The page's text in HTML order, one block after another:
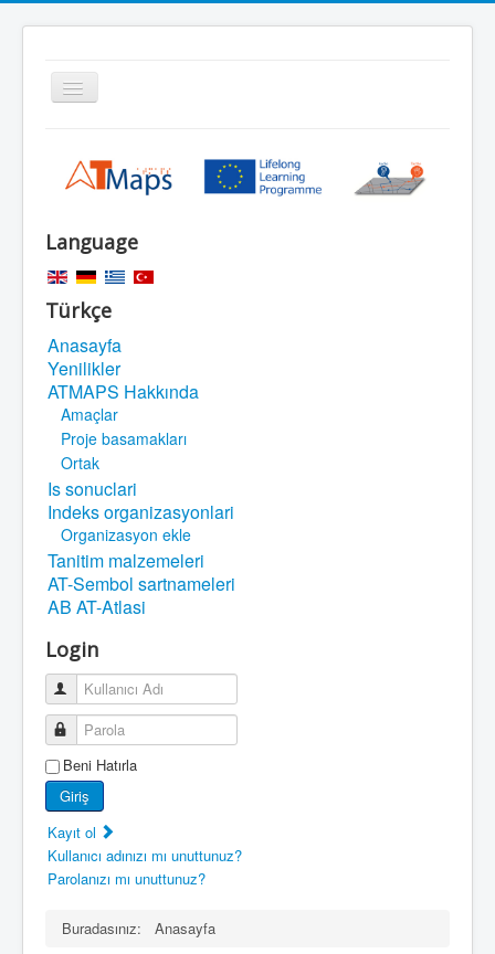
Gezinme
geçişini
Search
Legal Notice
Language
Türkçe
Anasayfa
Yenilikler
ATMAPS Hakkında
Amaçlar
Proje basamakları
Ortak
Is sonuclari
Indeks organizasyonlari
Organizasyon ekle
Tanitim malzemeleri
AT-Sembol sartnameleri
AB AT-Atlasi
Login
Kullanıcı Adı
Parola
Beni Hatırla
Giriş
Kayıt ol
Kullanıcı adınızı mı unuttunuz?
Parolanızı mı unuttunuz?
Buradasınız: Anasayfa